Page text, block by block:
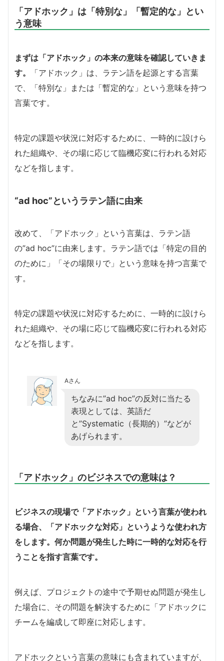
「アドホック」は「特別な」「暫定的な」とい
う意味
まずは「アドホック」の本来の意味を確認していきま
す。
「アドホック」は、ラテン語を起源とする言葉
で、「特別な」または「暫定的な」という意味を持つ
言葉です。
特定の課題や状況に対応するために、一時的に設けら
れた組織や、その場に応じて臨機応変に行われる対応
などを指します。
“ad hoc”というラテン語に由来
改めて、「アドホック」という言葉は、ラテン語
の”ad hoc”に由来します。ラテン語では「特定の目的
のために」「その場限りで」という意味を持つ言葉で
す。
特定の課題や状況に対応するために、一時的に設けら
れた組織や、その場に応じて臨機応変に行われる対応
などを指します。
Aさん
ちなみに”ad hoc”の反対に当たる
表現としては、英語だ
と”Systematic（長期的）”などが
あげられます。
「アドホック」のビジネスでの意味は？
ビジネスの現場で「アドホック」という言葉が使われ
る場合、「アドホックな対応」というような使われ方
をします。何か問題が発生した時に一時的な対応を行
うことを指す言葉です。
例えば、プロジェクトの途中で予期せぬ問題が発生し
た場合に、その問題を解決するために「アドホックに
チームを編成して即座に対応します。
アドホックという言葉の意味にも含まれていますが、